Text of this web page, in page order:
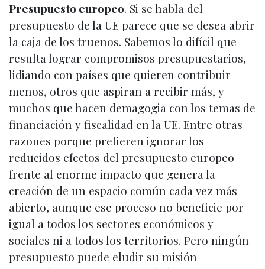
Presupuesto europeo. Si se habla del
presupuesto de la UE parece que se desea abrir
la caja de los truenos. Sabemos lo difícil que
resulta lograr compromisos presupuestarios,
lidiando con países que quieren contribuir
menos, otros que aspiran a recibir más, y
muchos que hacen demagogia con los temas de
financiación y fiscalidad en la UE. Entre otras
razones porque prefieren ignorar los
reducidos efectos del presupuesto europeo
frente al enorme impacto que genera la
creación de un espacio común cada vez más
abierto, aunque ese proceso no beneficie por
igual a todos los sectores económicos y
sociales ni a todos los territorios. Pero ningún
presupuesto puede eludir su misión